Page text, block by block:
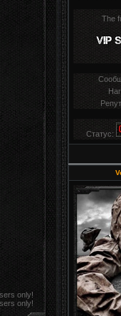
only!
only!
The
Статус: